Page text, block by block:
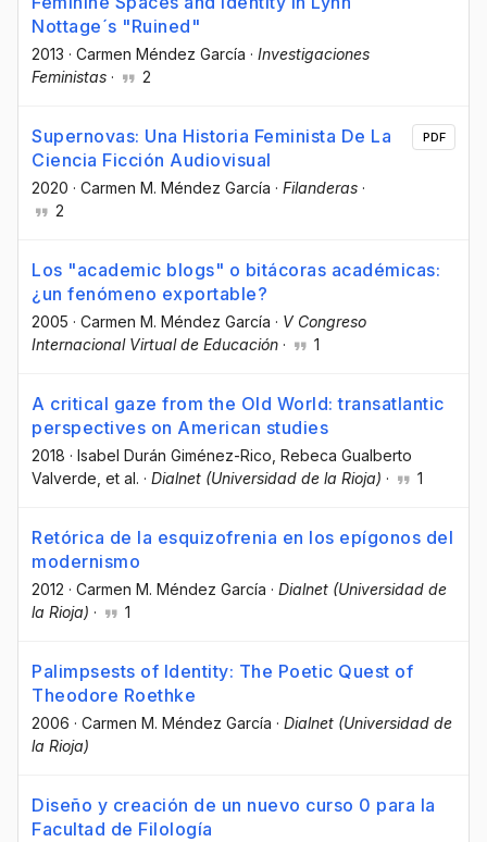
Nottage´s "Ruined"
2013 · Carmen Méndez García · Investigaciones
Feministas · 2
Supernovas: Una Historia Feminista De La
Ciencia Ficción Audiovisual
2020 · Carmen M. Méndez García · Filanderas ·
2
PDF
Los "academic blogs" o bitácoras académicas:
¿un fenómeno exportable?
2005 · Carmen M. Méndez García · V Congreso
Internacional Virtual de Educación · 1
A critical gaze from the Old World: transatlantic
perspectives on American studies
2018 · Isabel Durán Giménez-Rico , Rebeca Gualberto
Valverde , et al. · Dialnet (Universidad de la Rioja) · 1
Retórica de la esquizofrenia en los epígonos del
modernismo
2012 · Carmen M. Méndez García · Dialnet (Universidad de
la Rioja) · 1
Palimpsests of Identity: The Poetic Quest of
Theodore Roethke
2006 · Carmen M. Méndez García · Dialnet (Universidad de
la Rioja)
Diseño y creación de un nuevo curso 0 para la
Facultad de Filología